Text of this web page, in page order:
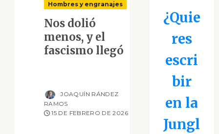
Hombres y engranajes
Nos dolió
menos, y el
fascismo llegó
JOAQUÍN RÁNDEZ
RAMOS
15 DE FEBRERO DE 2026
¿Quie
res
escri
bir
en la
Jungl